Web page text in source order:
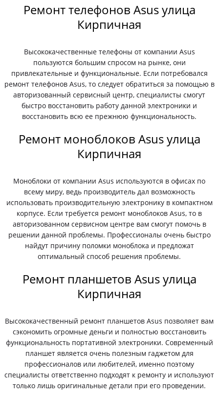
Ремонт телефонов Asus улица
Кирпичная
Высококачественные телефоны от компании Asus
пользуются большим спросом на рынке, они
привлекательные и функциональные. Если потребовался
ремонт телефонов Asus, то следует обратиться за помощью в
авторизованный сервисный центр, специалисты смогут
быстро восстановить работу данной электроники и
восстановить всю ее прежнюю функциональность.
Ремонт моноблоков Asus улица
Кирпичная
Моноблоки от компании Asus используются в офисах по
всему миру, ведь производитель дал возможность
использовать производительную электронику в компактном
корпусе. Если требуется ремонт моноблоков Asus, то в
авторизованном сервисном центре вам смогут помочь в
решении данной проблемы. Профессионалы очень быстро
найдут причину поломки моноблока и предложат
оптимальный способ решения проблемы.
Ремонт планшетов Asus улица
Кирпичная
Высококачественный ремонт планшетов Asus позволяет вам
сэкономить огромные деньги и полностью восстановить
функциональность портативной электроники. Современный
планшет является очень полезным гаджетом для
профессионалов или любителей, именно поэтому
специалисты ответственно подходят к ремонту и используют
только лишь оригинальные детали при его проведении.